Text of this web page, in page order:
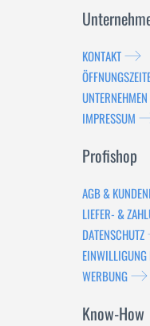
KONTAKT
UNTERNEHMEN
IMPRESSUM
Profishop
AGB &
LIEFER- &
DATENSCHUTZ
WERBUNG
Know-How